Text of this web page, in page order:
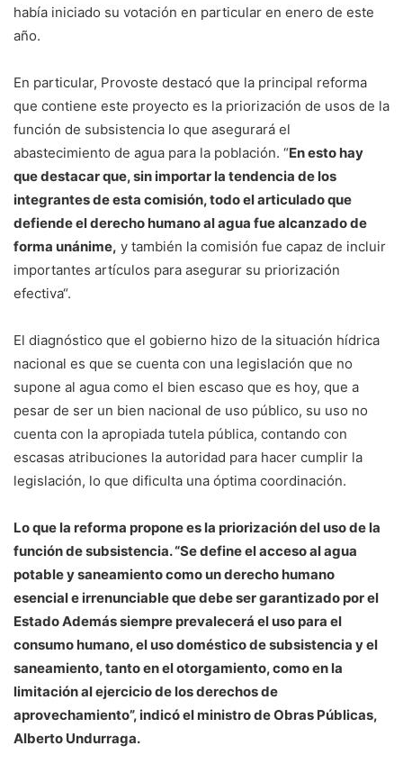
había iniciado su votación en particular en enero de este
año.
En particular, Provoste destacó que la principal reforma
que contiene este proyecto es la priorización de usos de la
función de subsistencia lo que asegurará el
abastecimiento de agua para la población. “En esto hay
que destacar que, sin importar la tendencia de los
integrantes de esta comisión, todo el articulado que
defiende el derecho humano al agua fue alcanzado de
forma unánime, y también la comisión fue capaz de incluir
importantes artículos para asegurar su priorización
efectiva“.
El diagnóstico que el gobierno hizo de la situación hídrica
nacional es que se cuenta con una legislación que no
supone al agua como el bien escaso que es hoy, que a
pesar de ser un bien nacional de uso público, su uso no
cuenta con la apropiada tutela pública, contando con
escasas atribuciones la autoridad para hacer cumplir la
legislación, lo que dificulta una óptima coordinación.
Lo que la reforma propone es la priorización del uso de la
función de subsistencia. “Se define el acceso al agua
potable y saneamiento como un derecho humano
esencial e irrenunciable que debe ser garantizado por el
Estado Además siempre prevalecerá el uso para el
consumo humano, el uso doméstico de subsistencia y el
saneamiento, tanto en el otorgamiento, como en la
limitación al ejercicio de los derechos de
aprovechamiento”, indicó el ministro de Obras Públicas,
Alberto Undurraga.